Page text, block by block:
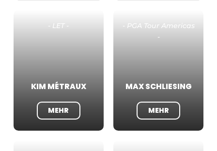
- LET -
KIM MÉTRAUX
MEHR
- PGA Tour Americas
-
MAX SCHLIESING
MEHR